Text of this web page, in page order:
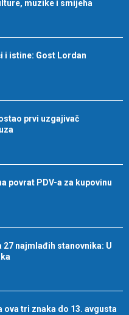
muzike i smijeha
i istine: Gost Lordan
prvi uzgajivač
povrat PDV-a za kupovinu
najmlađih stanovnika: U
ova tri znaka do 13. avgusta